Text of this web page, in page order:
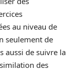
au niveau de
seulement de
aussi de suivre la
des